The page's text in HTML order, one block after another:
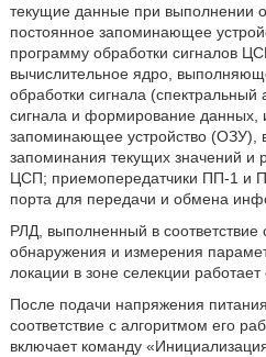
текущие данные при выполнении
постоянное запоминающее
программу обработки сигналов
вычислительное ядро,
обработки сигнала
сигнала и формирование данных,
запоминающее устройство
запоминания текущих значений и
ЦСП; приемопередатчики ПП-1 и
порта для передачи и обмена
РЛД, выполненный в
обнаружения и измерения
локации в зоне селекции
После подачи напряжения
соответствие с алгоритмом его
включает команду